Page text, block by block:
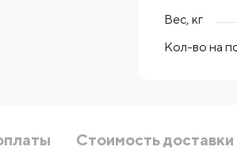
Вес, кг
Кол-во на
Стоимость доставки